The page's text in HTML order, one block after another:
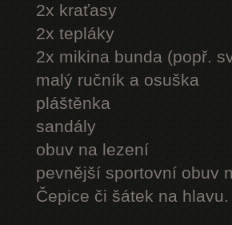
2x kraťasy
2x tepláky
2x mikina bunda (popř.
malý ručník a osuška
pláštěnka
sandály
obuv na lezení
pevnější sportovní obuv
Čepice či šátek na hlavu.